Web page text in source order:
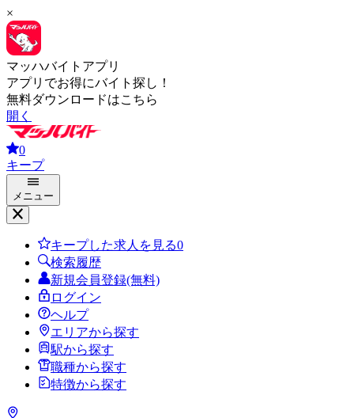
×
マッハバイトアプリ
アプリでお得にバイト探し！
無料ダウンロードはこちら
開く
0
キープ
メニュー
キープした求人を見る0
検索履歴
新規会員登録(無料)
ログイン
ヘルプ
エリアから探す
駅から探す
職種から探す
特徴から探す